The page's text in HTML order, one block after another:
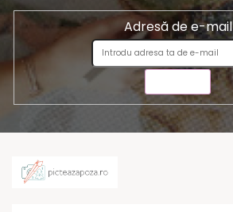
Adresă de e-mail